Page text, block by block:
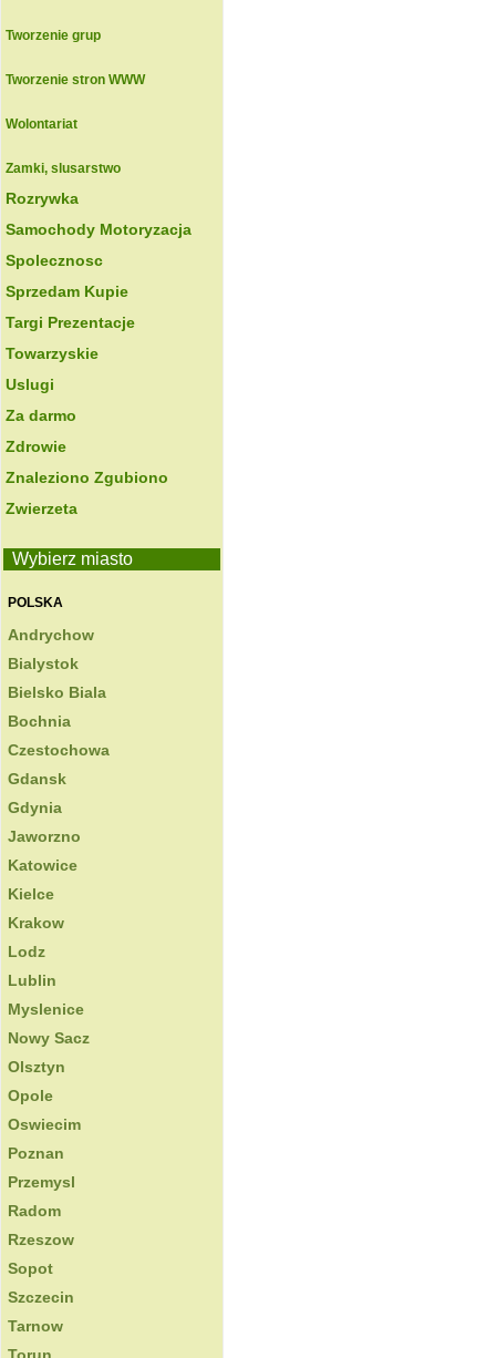
Tworzenie grup
Tworzenie stron WWW
Wolontariat
Zamki, slusarstwo
Rozrywka
Samochody Motoryzacja
Spolecznosc
Sprzedam Kupie
Targi Prezentacje
Towarzyskie
Uslugi
Za darmo
Zdrowie
Znaleziono Zgubiono
Zwierzeta
Wybierz miasto
POLSKA
Andrychow
Bialystok
Bielsko Biala
Bochnia
Czestochowa
Gdansk
Gdynia
Jaworzno
Katowice
Kielce
Krakow
Lodz
Lublin
Myslenice
Nowy Sacz
Olsztyn
Opole
Oswiecim
Poznan
Przemysl
Radom
Rzeszow
Sopot
Szczecin
Tarnow